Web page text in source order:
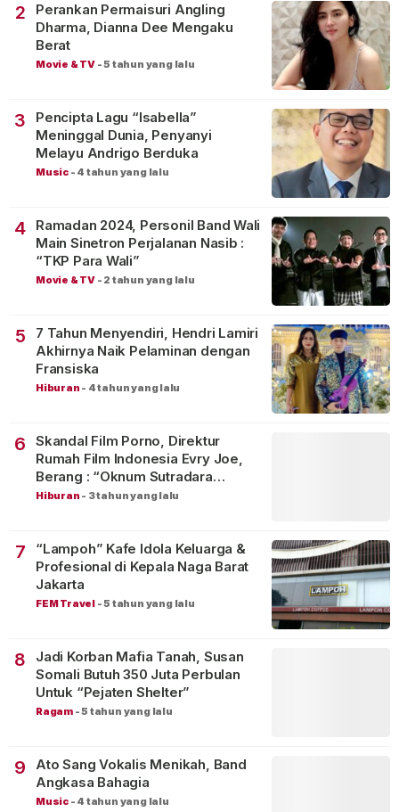
2
Perankan Permaisuri Angling
Dharma, Dianna Dee Mengaku
Berat
Movie & TV -5 tahun yang lalu
3
Pencipta Lagu “Isabella”
Meninggal Dunia, Penyanyi
Melayu Andrigo Berduka
Music - 4 tahun yang lalu
4
Ramadan 2024, Personil Band Wali
Main Sinetron Perjalanan Nasib :
“TKP Para Wali”
Movie & TV - 2 tahun yang lalu
5
7 Tahun Menyendiri, Hendri Lamiri
Akhirnya Naik Pelaminan dengan
Fransiska
Hiburan - 4 tahun yang lalu
6
Skandal Film Porno, Direktur
Rumah Film Indonesia Evry Joe,
Berang : “Oknum Sutradara
Merusak Perfilman Indonesia”!
Hiburan - 3 tahun yang lalu
7
“Lampoh” Kafe Idola Keluarga &
Profesional di Kepala Naga Barat
Jakarta
FEM Travel -5 tahun yang lalu
8
Jadi Korban Mafia Tanah, Susan
Somali Butuh 350 Juta Perbulan
Untuk “Pejaten Shelter”
Ragam -5 tahun yang lalu
9
Ato Sang Vokalis Menikah, Band
Angkasa Bahagia
Music - 4 tahun yang lalu